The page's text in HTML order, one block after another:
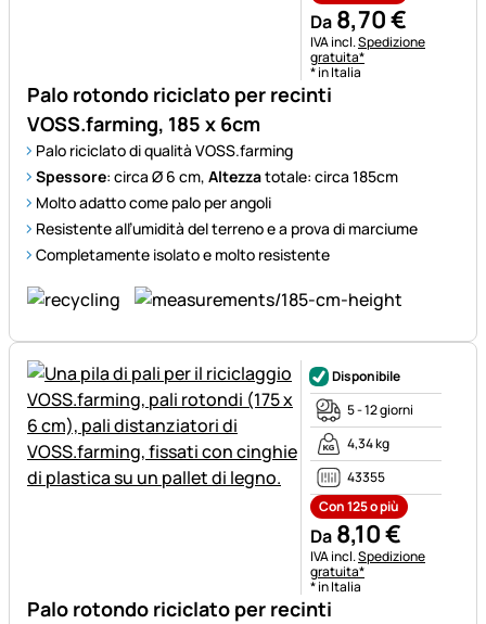
Palo rotondo riciclato per recinti
VOSS.farming, 185 x 6cm
Palo riciclato di qualità VOSS.farming
Spessore: circa Ø 6 cm, Altezzatotale: circa 185cm
Molto adatto come palo per angoli
Resistente all’umidità del terreno e a prova di marciume
Completamente isolato e molto resistente
Da 8,70€
Informazioni fiscali:
IVA incl.Spedizione
gratuita*
* in Italia
Palo rotondo riciclato per recinti
Disponibile
5 - 12 giorni
4,34 kg
43355
Con 125 o più
Da 8,10€
Informazioni fiscali:
IVA incl.Spedizione
gratuita*
* in Italia